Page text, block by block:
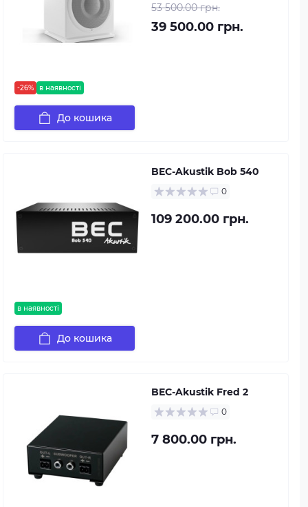
-26% в наявності
53 500.00 грн.
39 500.00 грн.
До кошика
в наявності
BEC-Akustik Bob 540
0
109 200.00 грн.
До кошика
BEC-Akustik Fred 2
0
7 800.00 грн.